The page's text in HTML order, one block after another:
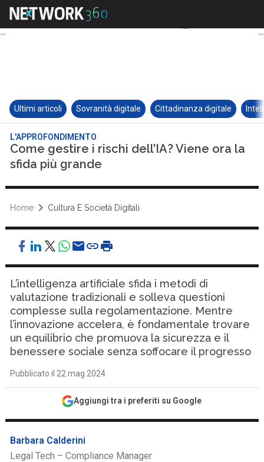
Ultimi articoli Sovranità digitale Cittadinanza digitale
L'APPROFONDIMENTO
Come gestire i rischi dell’IA? Viene ora la
sfida più grande
Home Cultura E Società Digitali
L’intelligenza artificiale sfida i metodi di
valutazione tradizionali e solleva questioni
complesse sulla regolamentazione. Mentre
l’innovazione accelera, è fondamentale trovare
un equilibrio che promuova la sicurezza e il
benessere sociale senza soffocare il progresso
Pubblicato il 22 mag 2024
Aggiungi tra i preferiti su Google
Barbara Calderini
Legal Tech – Compliance Manager